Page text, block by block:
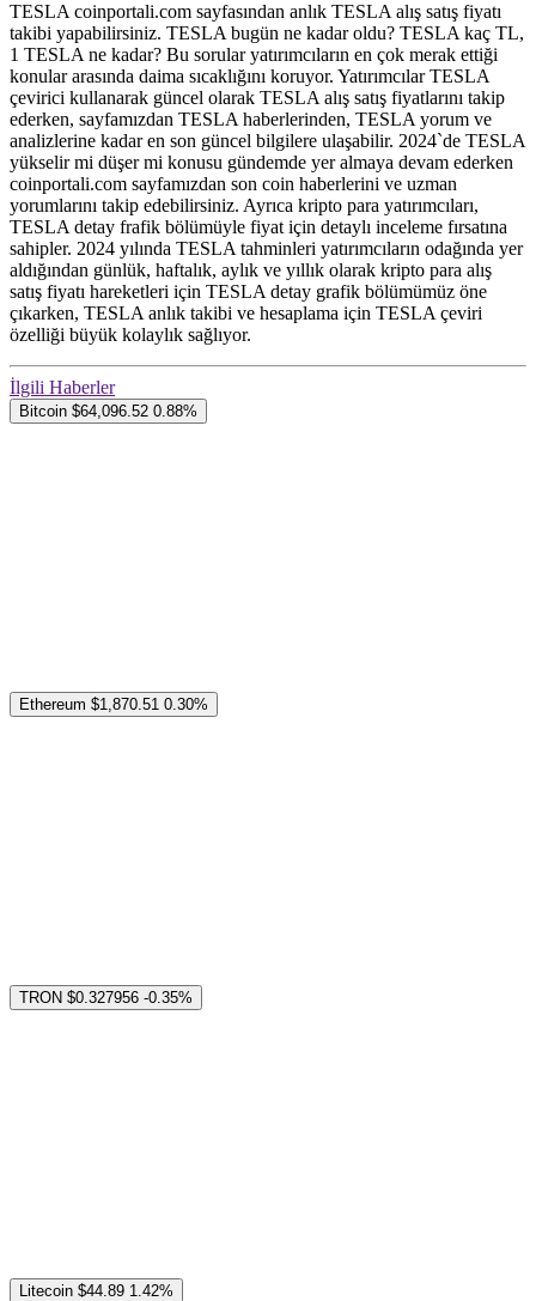
TESLA coinportali.com sayfasından anlık TESLA alış satış fiyatı
takibi yapabilirsiniz. TESLA bugün ne kadar oldu? TESLA kaç TL,
1 TESLA ne kadar? Bu sorular yatırımcıların en çok merak ettiği
konular arasında daima sıcaklığını koruyor. Yatırımcılar TESLA
çevirici kullanarak güncel olarak TESLA alış satış fiyatlarını takip
ederken, sayfamızdan TESLA haberlerinden, TESLA yorum ve
analizlerine kadar en son güncel bilgilere ulaşabilir. 2024`de TESLA
yükselir mi düşer mi konusu gündemde yer almaya devam ederken
coinportali.com sayfamızdan son coin haberlerini ve uzman
yorumlarını takip edebilirsiniz. Ayrıca kripto para yatırımcıları,
TESLA detay frafik bölümüyle fiyat için detaylı inceleme fırsatına
sahipler. 2024 yılında TESLA tahminleri yatırımcıların odağında yer
aldığından günlük, haftalık, aylık ve yıllık olarak kripto para alış
satış fiyatı hareketleri için TESLA detay grafik bölümümüz öne
çıkarken, TESLA anlık takibi ve hesaplama için TESLA çeviri
özelliği büyük kolaylık sağlıyor.
İlgili Haberler
Bitcoin $64,096.52 0.88%
Ethereum $1,870.51 0.30%
TRON $0.327956 -0.35%
Litecoin $44.89 1.42%